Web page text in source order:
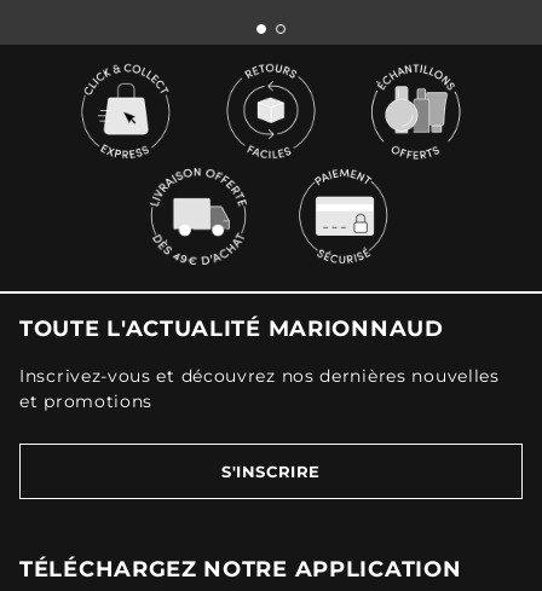
TOUTE L'ACTUALITÉ MARIONNAUD
Inscrivez-vous et découvrez nos dernières nouvelles
et promotions
S'INSCRIRE
TÉLÉCHARGEZ NOTRE APPLICATION